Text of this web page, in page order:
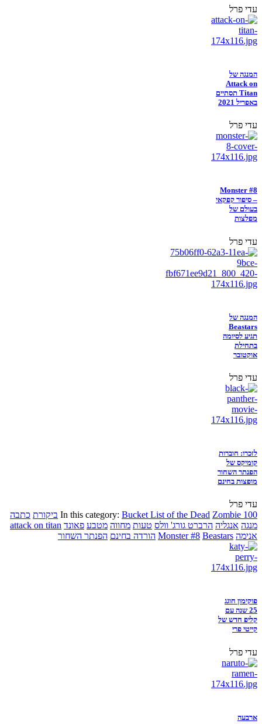
עדי פרל
המנגה של
Attack on
Titan תסתיים
באפריל 2021
עדי פרל
Monster #8
– סיפור קפקאי
בעולם של
מפלצות
עדי פרל
המנגה של
Beastars
תגיע לסיומה
בתחילת
אוקטובר
עדי פרל
לזכרו: חוברות
קומיקס של
הפנתר השחור
מופצות בחינם
עדי פרל
In this category: Bucket List of the Dead Zombie 100 ביקורת כתבה
מנגה אנגליה הרברט גורג' וולס טעות מחווה מטבע פאונד attack on titan
אנימה
Monster #8 Beastars הורדה בחינם הפנתר השחור
פוקימון חוגג
25 שנה עם
קליפ חדש של
קייטי פרי
עדי פרל
ארבעה